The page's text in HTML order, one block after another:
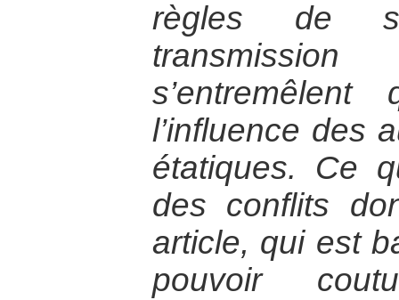
règles de
l’influence des
étatiques. Ce
des conflits
article, qui est
pouvoir